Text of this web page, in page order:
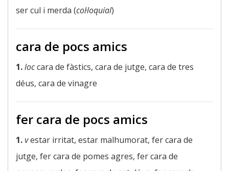
ser cul i merda (col·loquial)
cara de pocs amics
1.loccara de fàstics, cara de jutge, cara de tres
déus, cara de vinagre
fer cara de pocs amics
1.vestar irritat, estar malhumorat, fer cara de
jutge, fer cara de pomes agres, fer cara de